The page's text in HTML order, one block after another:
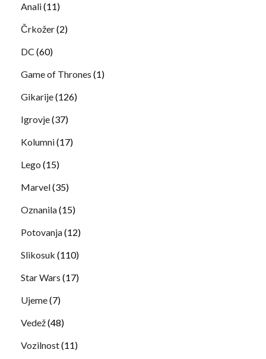
Anali(11)
Črkožer(2)
DC (60)
Game of Thrones (1)
Gikarije(126)
Igrovje(37)
Kolumni(17)
Lego (15)
Marvel(35)
Oznanila(15)
Potovanja(12)
Slikosuk (110)
Star Wars (17)
Ujeme(7)
Vedež(48)
Vozilnost(11)